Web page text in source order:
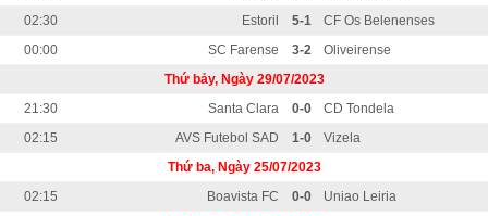
02:30
Estoril 5-1
CF Os Belenenses
00:00
SC Farense 3-2
Oliveirense
Thứ bảy, Ngày 29/07/2023
21:30
Santa Clara 0-0
CD Tondela
02:15
AVS Futebol SAD 1-0
Vizela
Thứ ba, Ngày 25/07/2023
02:15
Boavista FC 0-0
Uniao Leiria